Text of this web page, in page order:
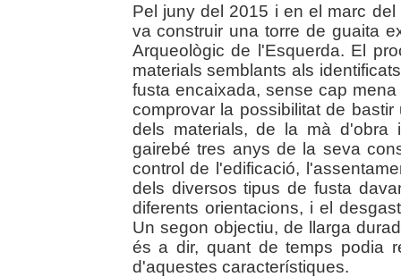
Pel juny del 2015 i en el marc
va construir una torre de guaita
Arqueològic de l'Esquerda. El
materials semblants als
fusta encaixada, sense cap
comprovar la possibilitat de
dels materials, de la mà d'obra
gairebé tres anys de la seva
control de l'edificació,
dels diversos tipus de fusta
diferents orientacions, i el
Un segon objectiu, de llarga
és a dir, quant de temps podia
d'aquestes característiques.